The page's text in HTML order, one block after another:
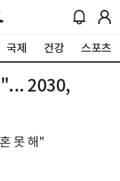
국제 건강 스포츠
"... 2030,
못 해"